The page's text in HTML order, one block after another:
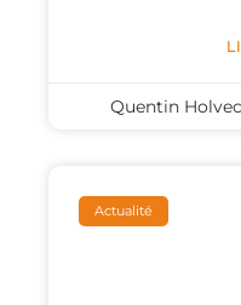
Quentin
Actualité